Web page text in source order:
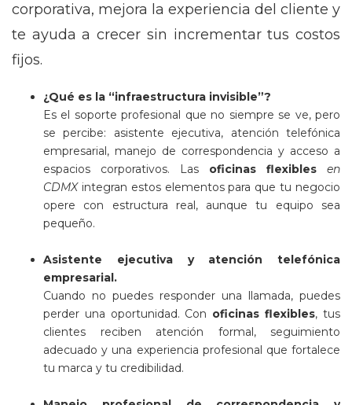
corporativa, mejora la experiencia del cliente y
te ayuda a crecer sin incrementar tus costos
fijos.
¿Qué es la “infraestructura invisible”?
Es el soporte profesional que no siempre se ve, pero
se percibe: asistente ejecutiva, atención telefónica
empresarial, manejo de correspondencia y acceso a
espacios corporativos. Las oficinas flexibles en
CDMXintegran estos elementos para que tu negocio
opere con estructura real, aunque tu equipo sea
pequeño.
Asistente ejecutiva y atención telefónica
empresarial.
Cuando no puedes responder una llamada, puedes
perder una oportunidad. Con oficinas flexibles, tus
clientes reciben atención formal, seguimiento
adecuado y una experiencia profesional que fortalece
tu marca y tu credibilidad.